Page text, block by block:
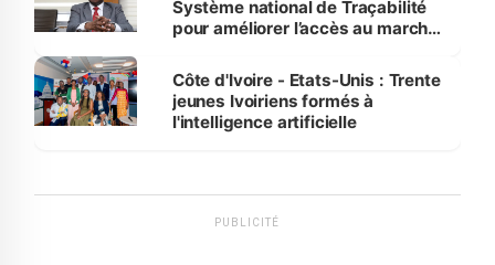
Système national de Traçabilité
pour améliorer l’accès au marché
Côte d'Ivoire - Etats-Unis : Trente
jeunes Ivoiriens formés à
l'intelligence artificielle
PUBLICITÉ